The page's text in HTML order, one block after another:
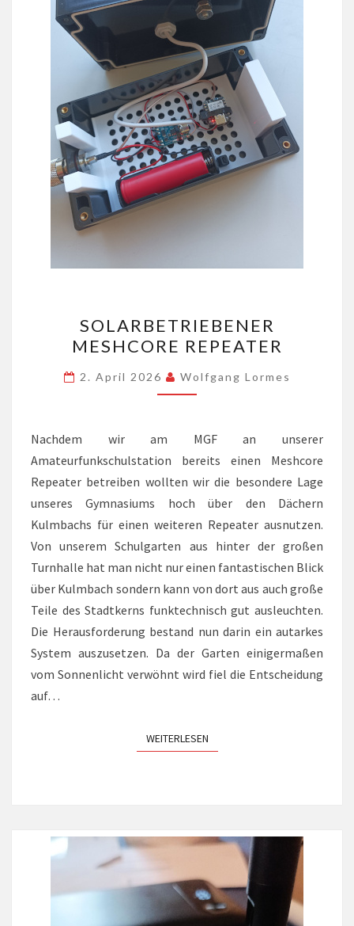
MESHCORE
REPEATER
SOLARBETRIEBENER
MESHCORE REPEATER
2. April 2026 Wolfgang Lormes
Nachdem wir am MGF an unserer
Amateurfunkschulstation bereits einen Meshcore
Repeater betreiben wollten wir die besondere Lage
unseres Gymnasiums hoch über den Dächern
Kulmbachs für einen weiteren Repeater ausnutzen.
Von unserem Schulgarten aus hinter der großen
Turnhalle hat man nicht nur einen fantastischen Blick
über Kulmbach sondern kann von dort aus auch große
Teile des Stadtkerns funktechnisch gut ausleuchten.
Die Herausforderung bestand nun darin ein autarkes
System auszusetzen. Da der Garten einigermaßen
vom Sonnenlicht verwöhnt wird fiel die Entscheidung
auf…
WEITERLESENWEITERLESEN